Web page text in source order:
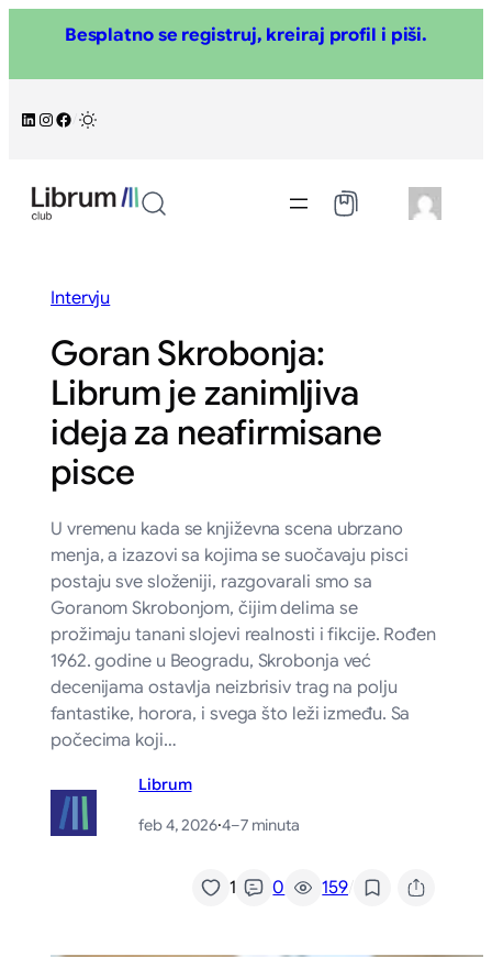
sadržaj
Besplatno se registruj, kreiraj profil i piši.
LinkedIn
Instagram
Facebook
Intervju
Goran Skrobonja:
Librum je zanimljiva
ideja za neafirmisane
pisce
U vremenu kada se književna scena ubrzano
menja, a izazovi sa kojima se suočavaju pisci
postaju sve složeniji, razgovarali smo sa
Goranom Skrobonjom, čijim delima se
prožimaju tanani slojevi realnosti i fikcije. Rođen
1962. godine u Beogradu, Skrobonja već
decenijama ostavlja neizbrisiv trag na polju
fantastike, horora, i svega što leži između. Sa
počecima koji…
Librum
feb 4, 2026·4–7 minuta
1 0 159/